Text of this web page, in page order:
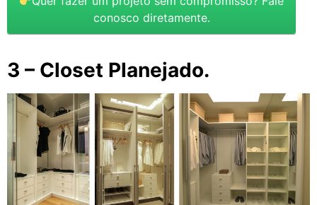
conosco diretamente.
3 – Closet Planejado.